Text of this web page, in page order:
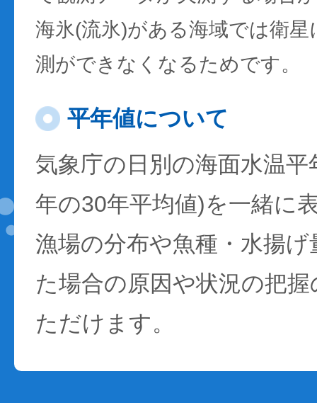
海氷(流氷)がある海域では衛
測ができなくなるためです。
平年値について
気象庁の日別の海面水温
年の30年平均値)を一緒に
漁場の分布や魚種・水揚
た場合の原因や状況の把
ただけます。